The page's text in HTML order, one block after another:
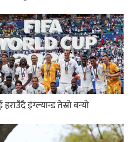
इंग्ल्यान्ड तेस्रो बन्यो